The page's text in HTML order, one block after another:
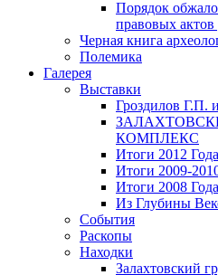
Порядок
правовых актов
Черная книга
Полемика
Галерея
Выставки
Гроздилов Г.П.
КОМПЛЕКС
Итоги 2012 Года
Итоги 2009-
Итоги 2008 Года
Из Глубины
События
Раскопы
Находки
Залахтовский